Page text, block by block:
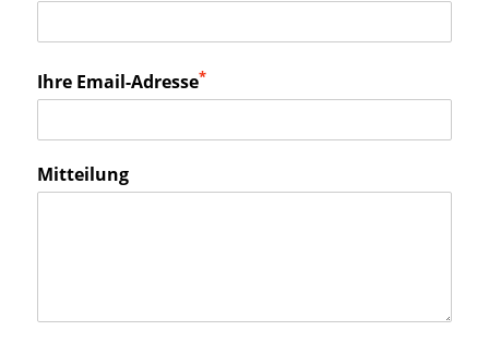
Ihre Email-Adresse*
Mitteilung